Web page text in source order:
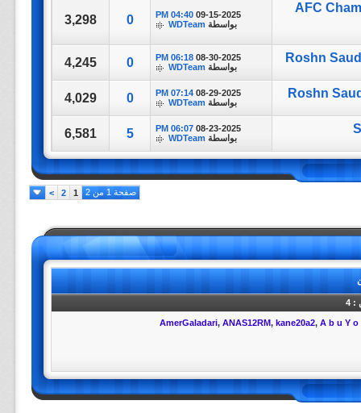
AFC
09-15-2025
04:40 PM
بواسطة WDTeam
0
3,298
Roshn
08-30-2025
06:18 PM
بواسطة WDTeam
0
4,245
Roshn
08-29-2025
07:14 PM
بواسطة WDTeam
0
4,029
08-23-2025
06:07 PM
بواسطة WDTeam
5
6,581
صفحة 1 من 2 1
2
>
4
AmerGaladari, ANAS12RM, kane20a2, A b u Y o